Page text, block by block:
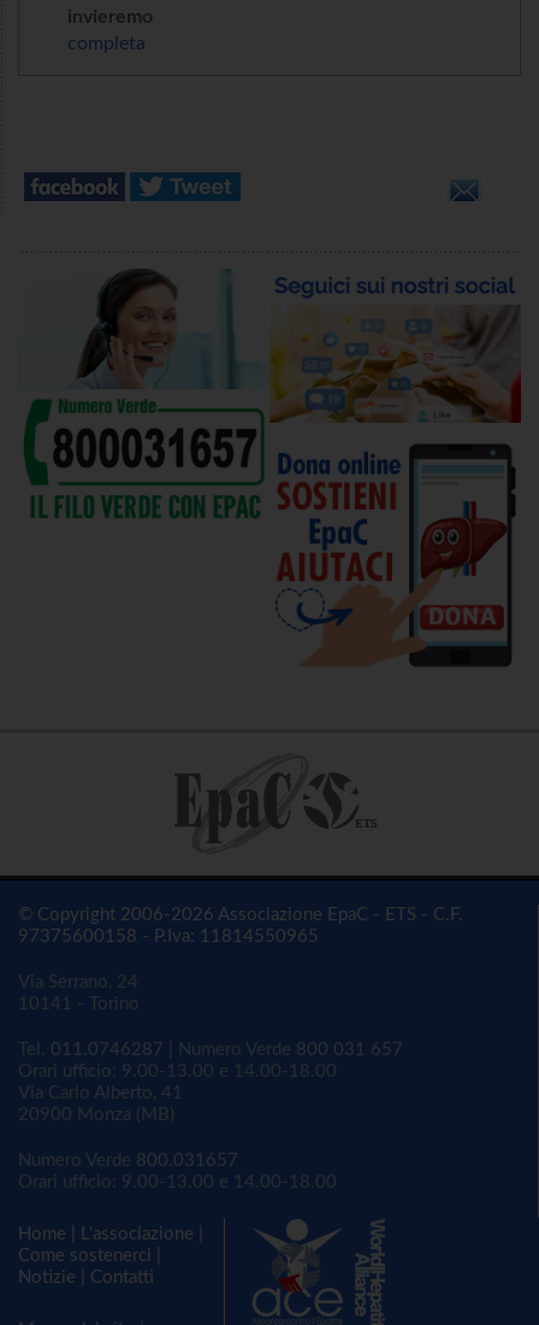
invieremo
completa
© Copyright 2006-2026 Associazione EpaC - ETS - C.F.
97375600158 - P.Iva: 11814550965
Via Serrano, 24
10141 - Torino
Tel. 011.0746287 | Numero Verde 800 031 657
Orari ufficio: 9.00-13.00 e 14.00-18.00
Via Carlo Alberto, 41
20900 Monza (MB)
Numero Verde 800.031657
Orari ufficio: 9.00-13.00 e 14.00-18.00
Home L'associazione
Come sostenerci
Notizie
Contatti